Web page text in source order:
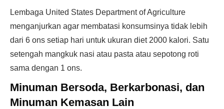
Lembaga United States Department of Agriculture
menganjurkan agar membatasi konsumsinya tidak lebih
dari 6 ons setiap hari untuk ukuran diet 2000 kalori. Satu
setengah mangkuk nasi atau pasta atau sepotong roti
sama dengan 1 ons.
Minuman Bersoda, Berkarbonasi, dan
Minuman Kemasan Lain